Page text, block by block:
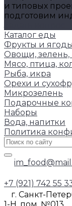
и типовых
подготовим
Каталог еды
Фрукты и ягоды
Овощи, зелень,
Мясо, птица,
Рыба, икра
Орехи и
Микрозелень
Подарочные
Наборы
Вода, напитки
Политика
+7 (921) 742 55
г. Санкт-